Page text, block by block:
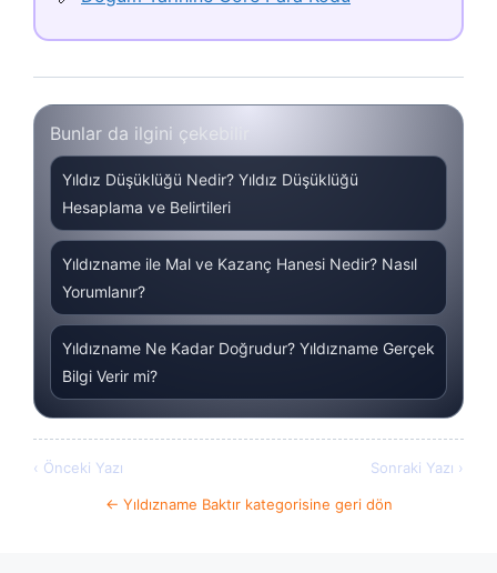
Bunlar da ilgini çekebilir
Yıldız Düşüklüğü Nedir? Yıldız Düşüklüğü
Hesaplama ve Belirtileri
Yıldızname ile Mal ve Kazanç Hanesi Nedir? Nasıl
Yorumlanır?
Yıldızname Ne Kadar Doğrudur? Yıldızname Gerçek
Bilgi Verir mi?
‹ Önceki Yazı Sonraki Yazı ›
← Yıldızname Baktır kategorisine geri dön